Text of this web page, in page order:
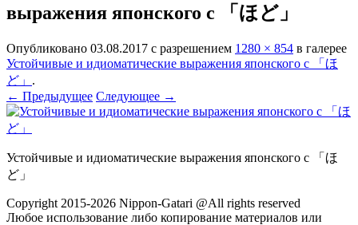
выражения японского с 「ほど」
Опубликовано 03.08.2017 с разрешением 1280 × 854 в галерее
Устойчивые и идиоматические выражения японского с 「ほ
ど」 .
← Предыдущее Следующее →
Устойчивые и идиоматические выражения японского с 「ほ
ど」
Copyright 2015-2026 Nippon-Gatari @All rights reserved
Любое использование либо копирование материалов или